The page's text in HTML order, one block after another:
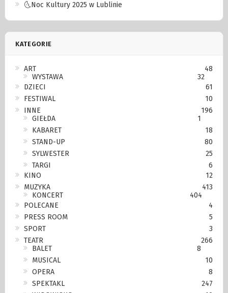
🌜Noc Kultury 2025 w Lublinie
KATEGORIE
ART
48
WYSTAWA
32
DZIECI
61
FESTIWAL
10
INNE
196
GIEŁDA
1
KABARET
18
STAND-UP
80
SYLWESTER
25
TARGI
6
KINO
12
MUZYKA
413
KONCERT
404
POLECANE
4
PRESS ROOM
5
SPORT
3
TEATR
266
BALET
8
MUSICAL
10
OPERA
8
SPEKTAKL
247